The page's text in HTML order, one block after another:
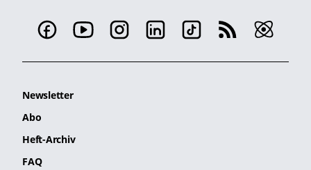
Newsletter
Abo
Heft-Archiv
FAQ